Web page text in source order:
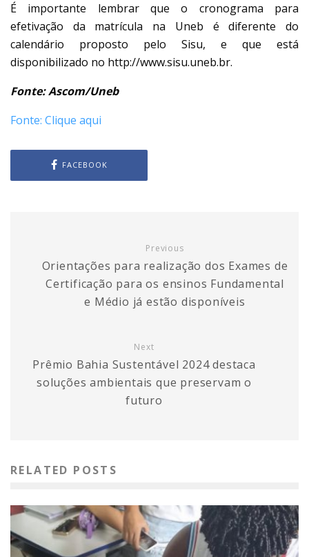
É importante lembrar que o cronograma para
efetivação da matrícula na Uneb é diferente do
calendário proposto pelo Sisu, e que está
disponibilizado no http://www.sisu.uneb.br.
Fonte: Ascom/Uneb
Fonte: Clique aqui
FACEBOOK
Previous
Orientações para realização dos Exames de
Certificação para os ensinos Fundamental
e Médio já estão disponíveis
Next
Prêmio Bahia Sustentável 2024 destaca
soluções ambientais que preservam o
futuro
RELATED POSTS